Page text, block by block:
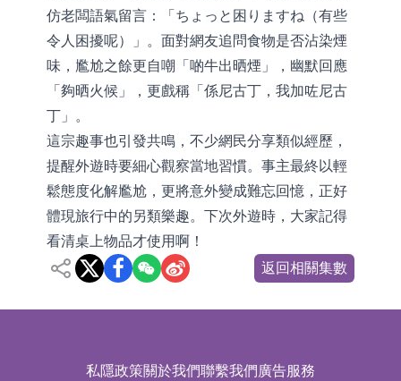
仿老闆語氣留言：「ちょっと困りますね（有些
令人困擾呢）」。面對網友追問食物是否沾染煙
味，尷尬之餘更自嘲「啲牛出晒煙」，幽默回應
「夠晒火候」，更戲稱「係尼古丁，我加咗尼古
丁」。
這宗趣事也引發共鳴，不少網民分享類似經歷，
提醒外遊時要細心觀察當地習慣。事主最終以輕
鬆態度化解尷尬，更將意外變成難忘回憶，正好
體現旅行中的另類樂趣。下次外遊時，大家記得
看清桌上物品才使用啊！
返回相關集數
私隱政策關於我們聯繫我們廣告服務